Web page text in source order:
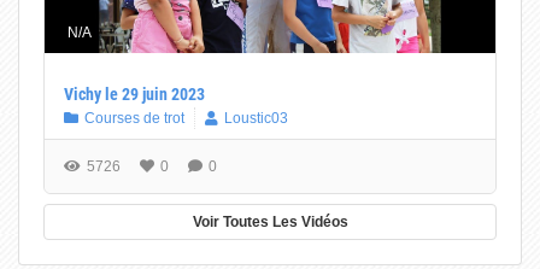
N/A
Vichy le 29 juin 2023
Courses de trot Loustic03
5726 0 0
Voir Toutes Les Vidéos